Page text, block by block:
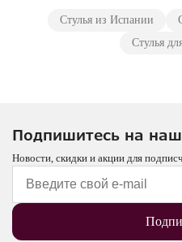
Стулья из Испании
Стулья
Подпишитесь на
Новости, скидки и акции для